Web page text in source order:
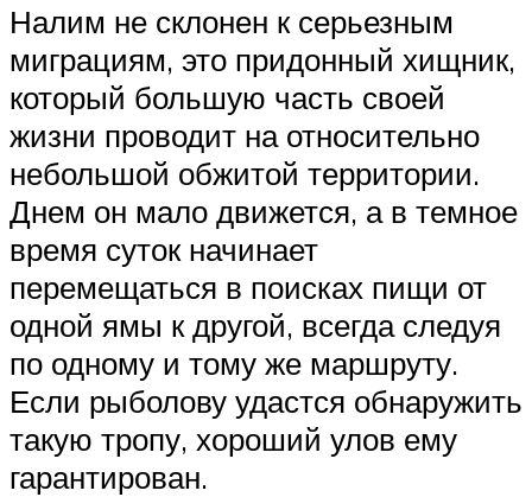
Налим не склонен к серьезным
миграциям, это придонный хищник,
который большую часть своей
жизни проводит на относительно
небольшой обжитой территории.
Днем он мало движется, а в темное
время суток начинает
перемещаться в поисках пищи от
одной ямы к другой, всегда следуя
по одному и тому же маршруту.
Если рыболову удастся обнаружить
такую тропу, хороший улов ему
гарантирован.